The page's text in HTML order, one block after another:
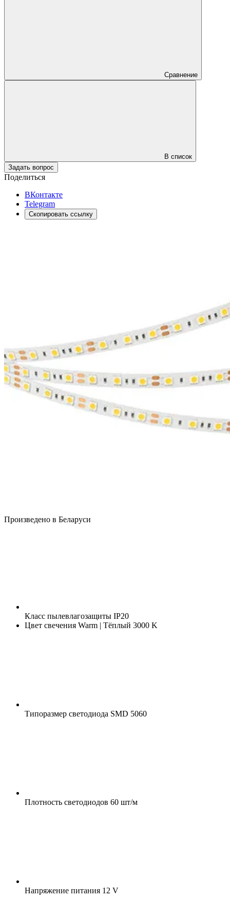
Сравнение
В список
Задать вопрос
Поделиться
ВКонтакте
Telegram
Скопировать ссылку
Произведено в Беларуси
Класс пылевлагозащиты IP20
Цвет свечения Warm | Тёплый 3000 K
Типоразмер светодиода SMD 5060
Плотность светодиодов 60 шт/м
Напряжение питания 12 V